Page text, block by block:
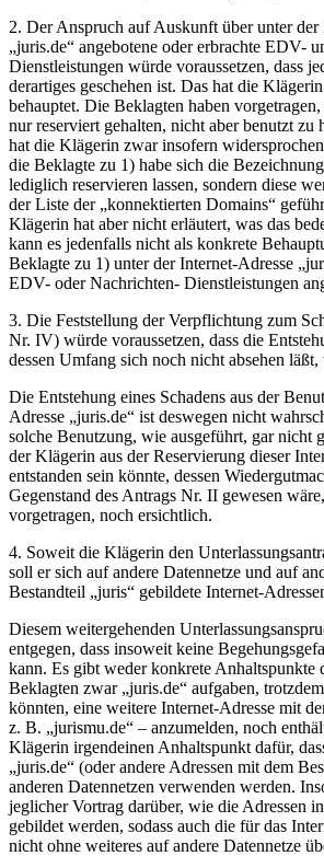
2. Der Anspruch auf Auskunft über unter der
„juris.de“ angebotene oder erbrachte EDV-
Dienstleistungen würde voraussetzen, dass
derartiges geschehen ist. Das hat die
behauptet. Die Beklagten haben
nur reserviert gehalten, nicht aber benutzt zu
hat die Klägerin zwar insofern
die Beklagte zu 1) habe sich die
lediglich reservieren lassen, sondern diese
der Liste der „konnektierten Domains“
Klägerin hat aber nicht erläutert, was das
kann es jedenfalls nicht als konkrete
Beklagte zu 1) unter der Internet-Adresse
EDV- oder Nachrichten- Dienstleistungen
3. Die Feststellung der Verpflichtung zum
Nr. IV) würde voraussetzen, dass die
dessen Umfang sich noch nicht absehen
Die Entstehung eines Schadens aus der
Adresse „juris.de“ ist deswegen nicht
solche Benutzung, wie ausgeführt, gar nicht
der Klägerin aus der Reservierung dieser
entstanden sein könnte, dessen
Gegenstand des Antrags Nr. II gewesen
vorgetragen, noch ersichtlich.
4. Soweit die Klägerin den
soll er sich auf andere Datennetze und auf
Bestandteil „juris“ gebildete Internet-
Diesem weitergehenden
entgegen, dass insoweit keine
kann. Es gibt weder konkrete Anhaltspunkte
Beklagten zwar „juris.de“ aufgaben,
könnten, eine weitere Internet-Adresse mit
z. B. „jurismu.de“ – anzumelden, noch
Klägerin irgendeinen Anhaltspunkt dafür,
„juris.de“ (oder andere Adressen mit dem
anderen Datennetzen verwenden werden.
jeglicher Vortrag darüber, wie die Adressen
gebildet werden, sodass auch die für das
nicht ohne weiteres auf andere Datennetze